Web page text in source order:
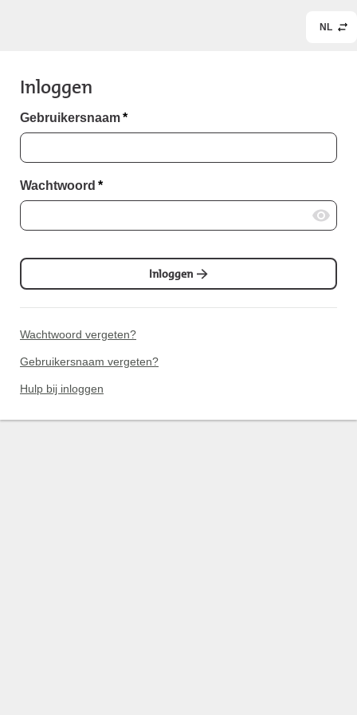
NL
Inloggen
Gebruikersnaam*
Wachtwoord *
Inloggen
Wachtwoord vergeten?
Gebruikersnaam vergeten?
Hulp bij inloggen